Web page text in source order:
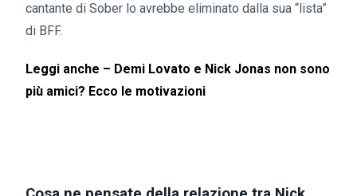
cantante di Sober lo avrebbe eliminato dalla sua “lista”
di BFF.
Leggi anche – Demi Lovato e Nick Jonas non sono
più amici? Ecco le motivazioni